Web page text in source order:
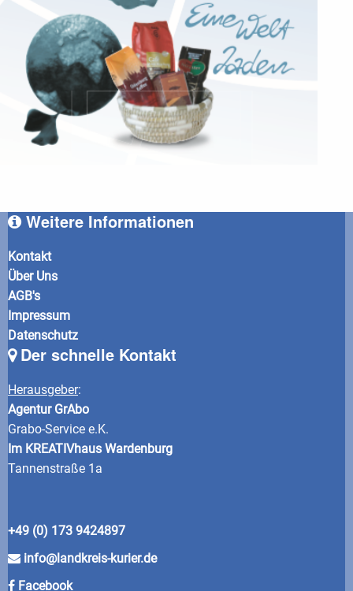
Weitere Informationen
Kontakt
Über Uns
AGB's
Impressum
Datenschutz
Der schnelle Kontakt
Herausgeber:
Agentur GrAbo
Grabo-Service e.K.
Im KREATIVhaus Wardenburg
Tannenstraße 1a
+49 (0) 173 9424897
info@landkreis-kurier.de
Facebook